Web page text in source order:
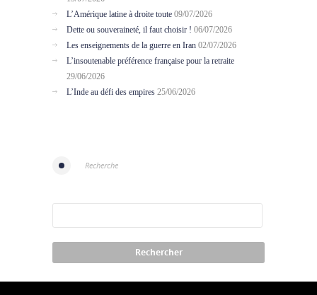
L’Amérique latine à droite toute 09/07/2026
Dette ou souveraineté, il faut choisir ! 06/07/2026
Les enseignements de la guerre en Iran 02/07/2026
L’insoutenable préférence française pour la retraite
29/06/2026
L’Inde au défi des empires 25/06/2026
Recherche